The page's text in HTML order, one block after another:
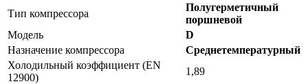
Тип компрессора
Полугерметичный
поршневой
Модель
D
Назначение компрессора
Среднетемпературный
Холодильный коэффициент (EN
12900)
1,89